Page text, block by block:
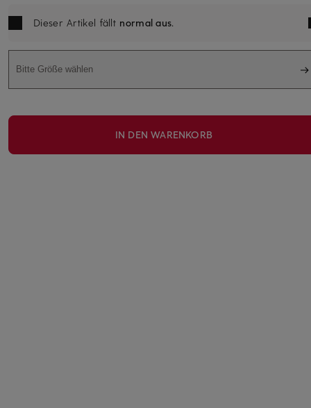
Dieser Artikel fällt normal aus.
Bitte Größe wählen
IN DEN WARENKORB